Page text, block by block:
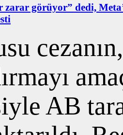
zarar görüyor” dedi,
AB